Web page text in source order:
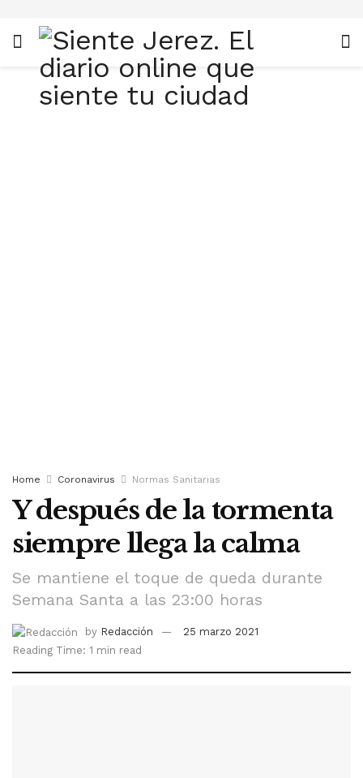
Home Coronavirus Normas Sanitarias
Y después de la tormenta
siempre llega la calma
Se mantiene el toque de queda durante
Semana Santa a las 23:00 horas
by Redacción
25 marzo 2021
Reading Time: 1 min read